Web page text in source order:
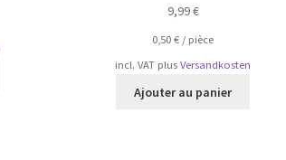
9,99€
0,50€ / pièce
incl. VAT plusVersandkosten
Ajouter au panier